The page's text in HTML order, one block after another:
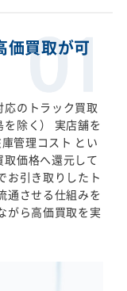
価買取が可
のトラック買取
除く） 実店舗を
管理コスト とい
価格へ還元して
お引き取りしたト
通させる仕組みを
がら高価買取を実